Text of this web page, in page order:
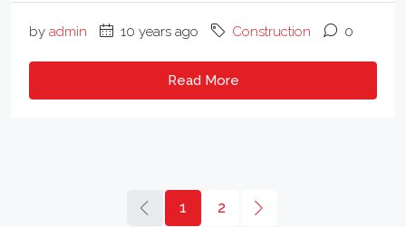
by admin 10 years ago Construction 0
Read More
1 2